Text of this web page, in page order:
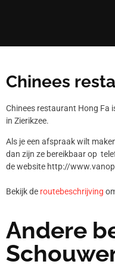
Chinees
Chinees restaurant Hong Fa
in Zierikzee.
Als je een afspraak wilt
dan zijn ze bereikbaar op
de website http://
Bekijk de routebeschrijving
Andere